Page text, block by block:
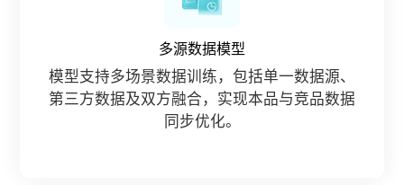
多源数据模型
模型支持多场景数据训练，包括单一数据源、
第三方数据及双方融合，实现本品与竞品数据
同步优化。